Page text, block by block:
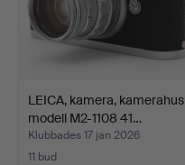
LEICA, kamera, kamerahus
modell M2-1108 41…
Klubbades 17 jan 2026
11 bud